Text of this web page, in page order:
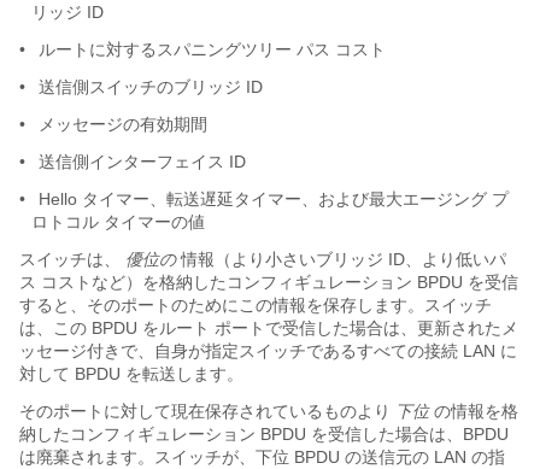
リッジ ID
•
ルートに対するスパニングツリー パス コスト
•
送信側スイッチのブリッジ ID
•
メッセージの有効期間
•
送信側インターフェイス ID
•
Hello タイマー、転送遅延タイマー、および最大エージング プ
ロトコル タイマーの値
スイッチは、
優位の情報（より小さいブリッジ ID、より低いパ
ス コストなど）を格納したコンフィギュレーション BPDU を受信
すると、そのポートのためにこの情報を保存します。スイッチ
は、この BPDU をルート ポートで受信した場合は、更新されたメ
ッセージ付きで、自身が指定スイッチであるすべての接続 LAN に
対して BPDU を転送します。
そのポートに対して現在保存されているものより
下位の情報を格
納したコンフィギュレーション BPDU を受信した場合は、BPDU
は廃棄されます。スイッチが、下位 BPDU の送信元の LAN の指